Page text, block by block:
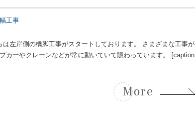
工事
左岸側の橋脚工事がスタートしております。 さまざまな工事が
カーやクレーンなどが常に動いていて賑わっています。 [caption
More